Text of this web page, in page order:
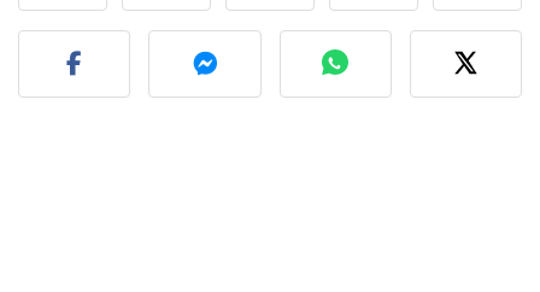
Publicar la foto de esta